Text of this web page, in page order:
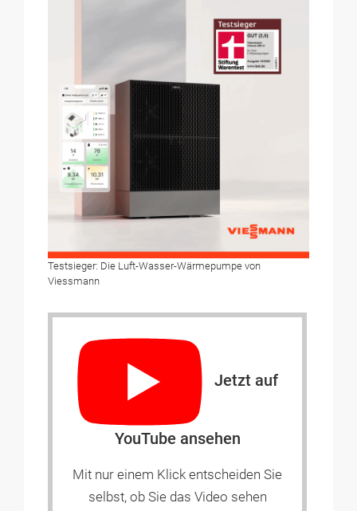
Testsieger: Die Luft-Wasser-Wärmepumpe von
Viessmann
Jetzt auf
YouTube ansehen
Mit nur einem Klick entscheiden Sie
selbst, ob Sie das Video sehen